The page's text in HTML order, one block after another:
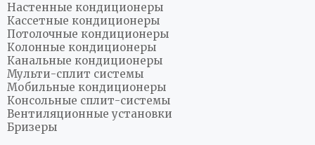
Настенные кондиционеры
Кассетные кондиционеры
Потолочные кондиционеры
Колонные кондиционеры
Канальные кондиционеры
Мульти-сплит системы
Мобильные кондиционеры
Консольные сплит-системы
Вентиляционные установки
Бризеры